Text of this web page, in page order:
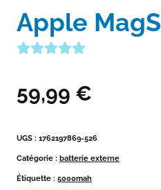
Apple
59,99 €
UGS : 1762197869-526
Catégorie : batterie externe
Étiquette : 5000mah